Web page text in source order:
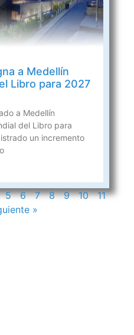
a Medellín
Libro para 2027
a Medellín
del Libro para
un incremento
5 6 7 8 9 10
11
»